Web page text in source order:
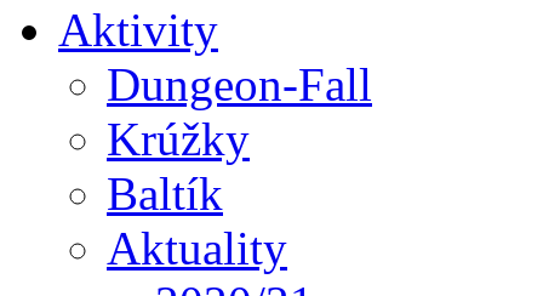
Aktivity
Dungeon-Fall
Krúžky
Baltík
Aktuality